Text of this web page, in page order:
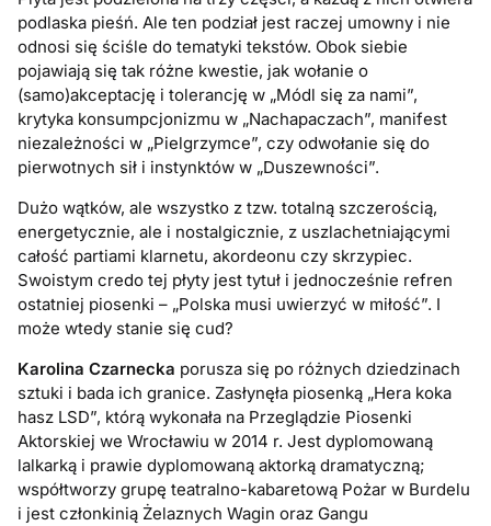
podlaska pieśń. Ale ten podział jest raczej umowny i nie
odnosi się ściśle do tematyki tekstów. Obok siebie
pojawiają się tak różne kwestie, jak wołanie o
(samo)akceptację i tolerancję w „Módl się za nami”,
krytyka konsumpcjonizmu w „Nachapaczach”, manifest
niezależności w „Pielgrzymce”, czy odwołanie się do
pierwotnych sił i instynktów w „Duszewności”.
Dużo wątków, ale wszystko z tzw. totalną szczerością,
energetycznie, ale i nostalgicznie, z uszlachetniającymi
całość partiami klarnetu, akordeonu czy skrzypiec.
Swoistym credo tej płyty jest tytuł i jednocześnie refren
ostatniej piosenki – „Polska musi uwierzyć w miłość”. I
może wtedy stanie się cud?
Karolina Czarnecka porusza się po różnych dziedzinach
sztuki i bada ich granice. Zasłynęła piosenką „Hera koka
hasz LSD”, którą wykonała na Przeglądzie Piosenki
Aktorskiej we Wrocławiu w 2014 r. Jest dyplomowaną
lalkarką i prawie dyplomowaną aktorką dramatyczną;
współtworzy grupę teatralno-kabaretową Pożar w Burdelu
i jest członkinią Żelaznych Wagin oraz Gangu